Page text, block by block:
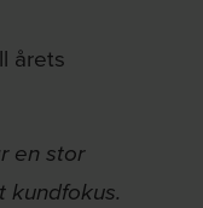
årets
en stor
kundfokus.